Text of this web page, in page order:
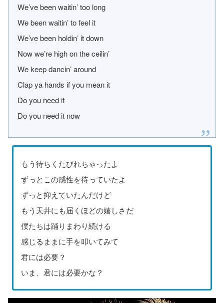
We’ve been waitin’ too long
We been waitin’ to feel it
We’ve been holdin’ it down
Now we’re high on the ceilin’
We keep dancin’ around
Clap ya hands if you mean it
Do you need it
Do you need it now
もう待ちくたびれちゃったよ
ずっとこの感性を待っていたよ
ずっと抑えていたんだけど
もう天井にも届くほどの嬉しさだ
僕たちは踊りまわり続ける
感じるままに手を叩いてみて
君には必要？
いま、君には必要かな？